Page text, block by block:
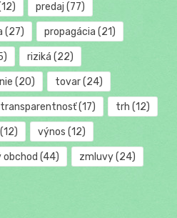
predaj (77)
(27) propagácia (21)
riziká (22)
(20) tovar(24)
transparentnosť(17) trh (12)
výnos (12)
obchod (44) zmluvy(24)